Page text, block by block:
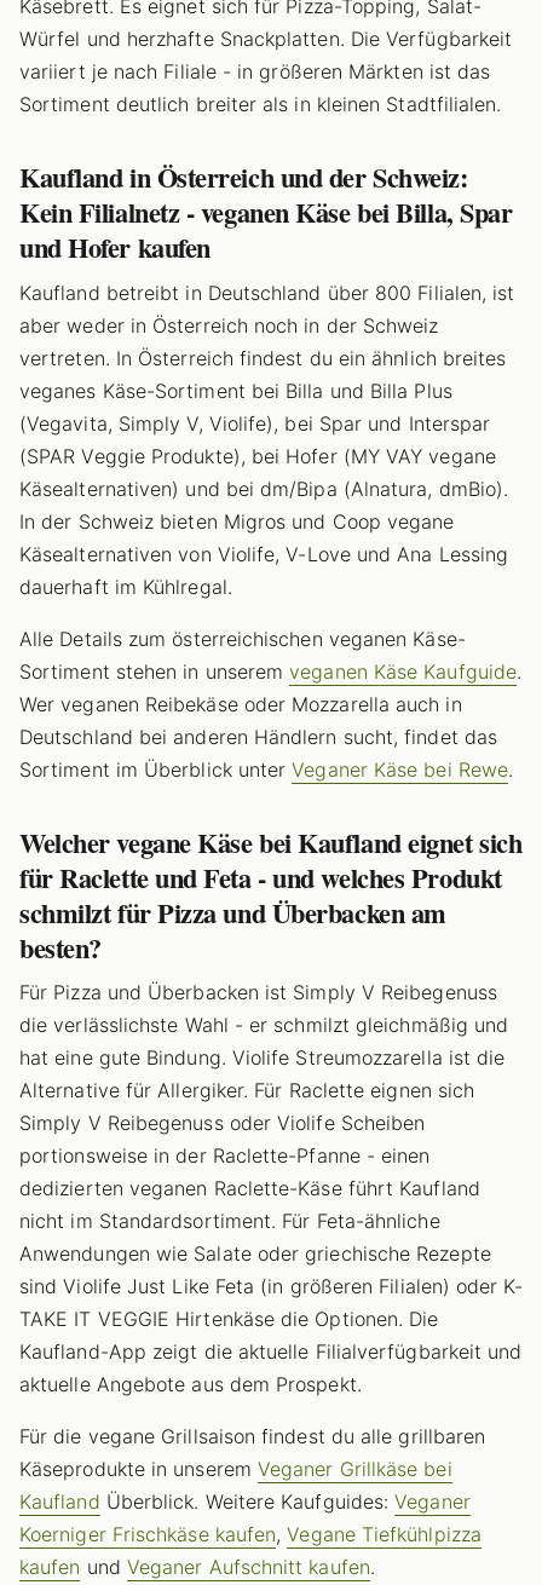
Käsebrett. Es eignet sich für Pizza-Topping, Salat-
Würfel und herzhafte Snackplatten. Die Verfügbarkeit
variiert je nach Filiale - in größeren Märkten ist das
Sortiment deutlich breiter als in kleinen Stadtfilialen.
Kaufland in Österreich und der Schweiz:
Kein Filialnetz - veganen Käse bei Billa, Spar
und Hofer kaufen
Kaufland betreibt in Deutschland über 800 Filialen, ist
aber weder in Österreich noch in der Schweiz
vertreten. In Österreich findest du ein ähnlich breites
veganes Käse-Sortiment bei Billa und Billa Plus
(Vegavita, Simply V, Violife), bei Spar und Interspar
(SPAR Veggie Produkte), bei Hofer (MY VAY vegane
Käsealternativen) und bei dm/Bipa (Alnatura, dmBio).
In der Schweiz bieten Migros und Coop vegane
Käsealternativen von Violife, V-Love und Ana Lessing
dauerhaft im Kühlregal.
Alle Details zum österreichischen veganen Käse-
Sortiment stehen in unseremveganen Käse Kaufguide.
Wer veganen Reibekäse oder Mozzarella auch in
Deutschland bei anderen Händlern sucht, findet das
Sortiment im Überblick unterVeganer Käse bei Rewe.
Welcher vegane Käse bei Kaufland eignet sich
für Raclette und Feta - und welches Produkt
schmilzt für Pizza und Überbacken am
besten?
Für Pizza und Überbacken ist Simply V Reibegenuss
die verlässlichste Wahl - er schmilzt gleichmäßig und
hat eine gute Bindung. Violife Streumozzarella ist die
Alternative für Allergiker. Für Raclette eignen sich
Simply V Reibegenuss oder Violife Scheiben
portionsweise in der Raclette-Pfanne - einen
dedizierten veganen Raclette-Käse führt Kaufland
nicht im Standardsortiment. Für Feta-ähnliche
Anwendungen wie Salate oder griechische Rezepte
sind Violife Just Like Feta (in größeren Filialen) oder K-
TAKE IT VEGGIE Hirtenkäse die Optionen. Die
Kaufland-App zeigt die aktuelle Filialverfügbarkeit und
aktuelle Angebote aus dem Prospekt.
Für die vegane Grillsaison findest du alle grillbaren
Käseprodukte in unserem Veganer Grillkäse bei
Kaufland Überblick. Weitere Kaufguides:Veganer
Koerniger Frischkäse kaufen,Vegane Tiefkühlpizza
kaufen und Veganer Aufschnitt kaufen.